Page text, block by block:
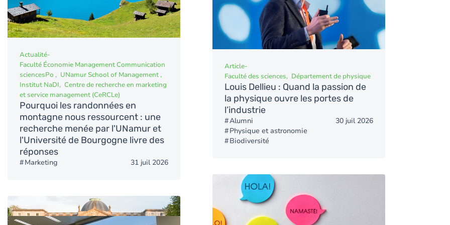
Actualité-
Faculté Économie Management Communication
sciencesPo
UNamur School of Management
Institut NaDI
Centre de recherche en marketing
et service management (CeRCLe)
Pourquoi les randonnées en
montagne nous ressourcent : une
recherche menée par l'UNamur et
l'Université de Bourgogne livre des
réponses
Marketing 31 juil 2026
Article-
Faculté des sciences
Département de physique
Louis Dellieu : Quand la passion de
la physique ouvre les portes de
l’industrie
Alumni
Physique et astronomie
Biodiversité
30 juil 2026